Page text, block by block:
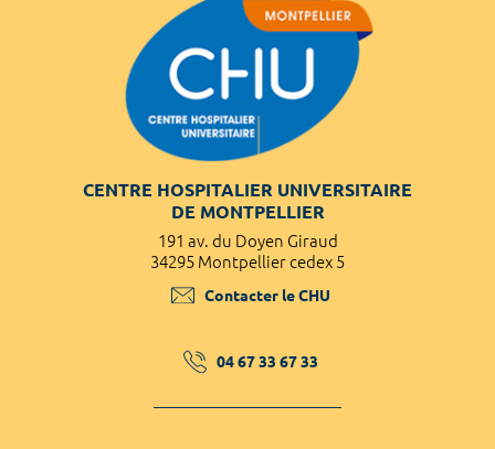
CENTRE HOSPITALIER UNIVERSITAIRE
DE MONTPELLIER
191 av. du Doyen Giraud
34295 Montpellier cedex 5
Contacter le CHU
04 67 33 67 33